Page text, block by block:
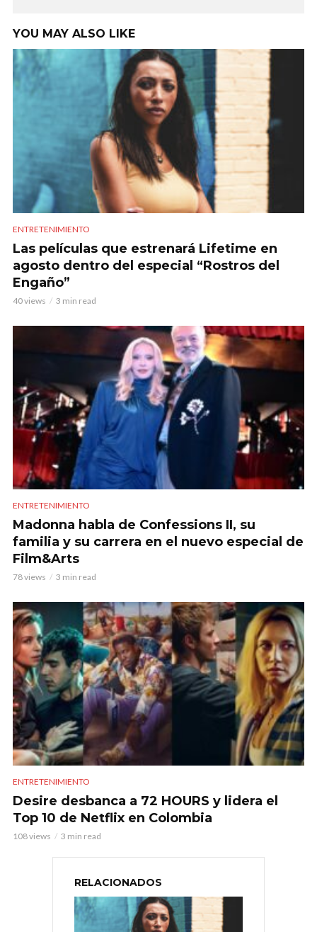
YOU MAY ALSO LIKE
ENTRETENIMIENTO
Las películas que estrenará Lifetime en
agosto dentro del especial “Rostros del
Engaño”
40 views 3 min read
ENTRETENIMIENTO
Madonna habla de Confessions II, su
familia y su carrera en el nuevo especial de
Film&Arts
78 views 3 min read
ENTRETENIMIENTO
Desire desbanca a 72 HOURS y lidera el
Top 10 de Netflix en Colombia
108 views 3 min read
RELACIONADOS